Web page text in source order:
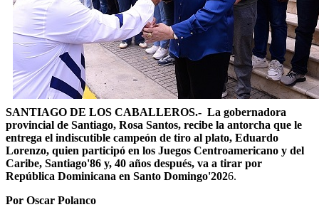
SANTIAGO DE LOS CABALLEROS.- La gobernadora
provincial de Santiago, Rosa Santos, recibe la antorcha que le
entrega el indiscutible campeón de tiro al plato, Eduardo
Lorenzo, quien participó en los Juegos Centroamericano y del
Caribe, Santiago'86 y, 40 años después, va a tirar por
República Dominicana en Santo Domingo'2026.
Por Oscar Polanco